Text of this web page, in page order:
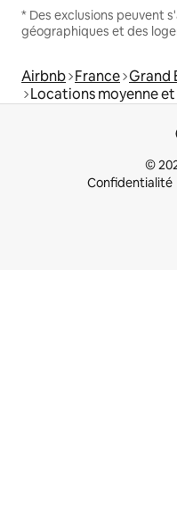
* Des exclusions peuvent
géographiques et des
Airbnb France Grand
Locations moyenne
©
Confidentialité